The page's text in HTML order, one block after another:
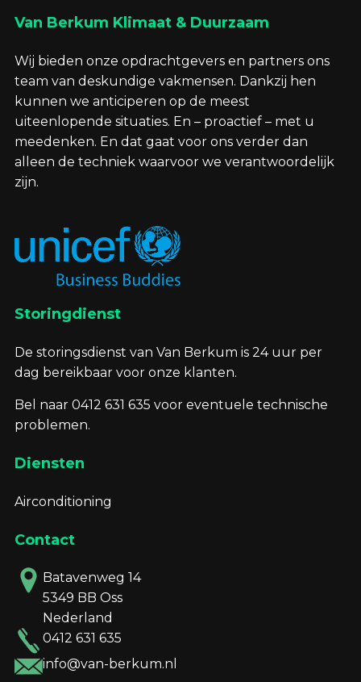
Van Berkum Klimaat & Duurzaam
Wij bieden onze opdrachtgevers en partners ons
team van deskundige vakmensen. Dankzij hen
kunnen we anticiperen op de meest
uiteenlopende situaties. En – proactief – met u
meedenken. En dat gaat voor ons verder dan
alleen de techniek waarvoor we verantwoordelijk
zijn.
Storingdienst
De storingsdienst van Van Berkum is 24 uur per
dag bereikbaar voor onze klanten.
Bel naar 0412 631 635 voor eventuele technische
problemen.
Diensten
Airconditioning
Contact
Batavenweg 14
5349 BB Oss
Nederland
0412 631 635
info@van-berkum.nl